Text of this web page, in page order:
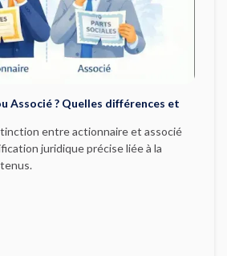
Associé ? Quelles différences et
entre actionnaire et associé
juridique précise liée à la